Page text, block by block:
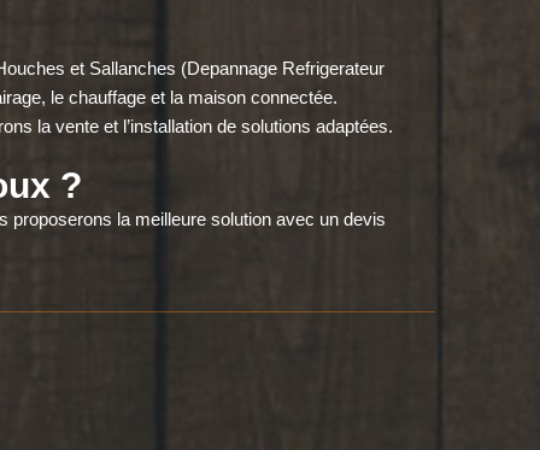
et Sallanches (Depannage Refrigerateur
le chauffage et la maison connectée.
la vente et l’installation de solutions adaptées.
?
proposerons la meilleure solution avec un devis